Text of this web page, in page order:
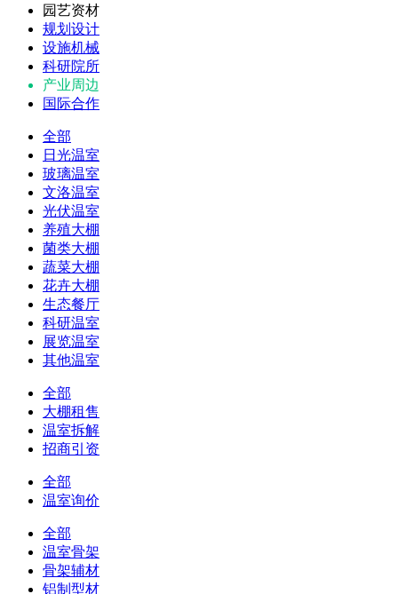
园艺资材
规划设计
设施机械
科研院所
产业周边
国际合作
全部
日光温室
玻璃温室
文洛温室
光伏温室
养殖大棚
菌类大棚
蔬菜大棚
花卉大棚
生态餐厅
科研温室
展览温室
其他温室
全部
大棚租售
温室拆解
招商引资
全部
温室询价
全部
温室骨架
骨架辅材
铝制型材